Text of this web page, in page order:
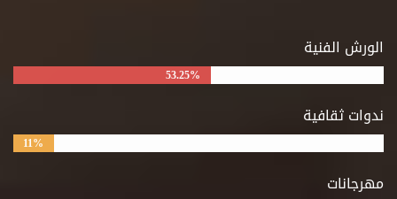
الورش الفنية
53.25%
ندوات ثقافية
11%
مهرجانات